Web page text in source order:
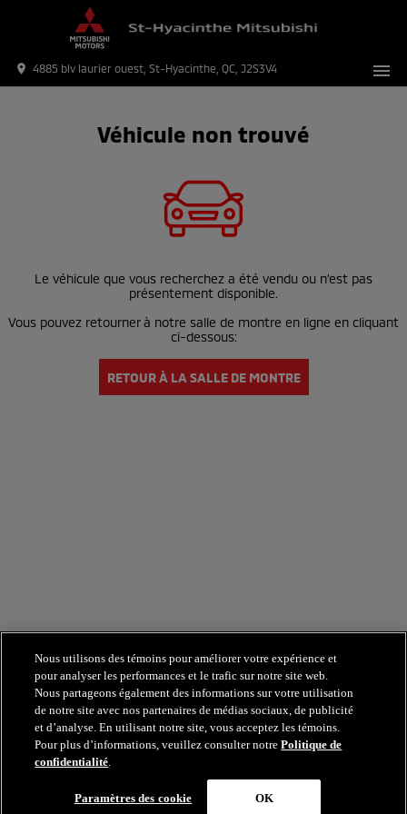
menu
place 4885 blv laurier ouest, St-Hyacinthe, QC, J2S3V4
Véhicule non trouvé
Le véhicule que vous recherchez a été vendu ou n’est pas
présentement disponible.
Vous pouvez retourner à notre salle de montre en ligne en cliquant
ci-dessous:
RETOUR À LA SALLE DE MONTRE
Nous utilisons des témoins pour améliorer votre expérience et
pour analyser les performances et le trafic sur notre site web.
Nous partageons également des informations sur votre utilisation
de notre site avec nos partenaires de médias sociaux, de publicité
et d’analyse. En utilisant notre site, vous acceptez les témoins.
Pour plus d’informations, veuillez consulter notrePolitique de
confidentialité.
Paramètres des cookie OK